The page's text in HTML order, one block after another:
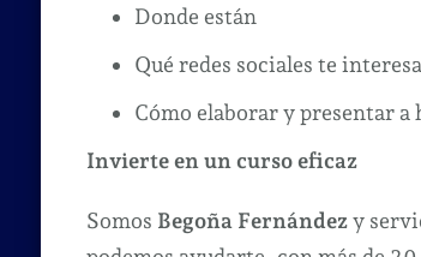
Donde están
Qué redes sociales te
Cómo elaborar y presentar
Invierte en un curso eficaz
Somos Begoña Fernándezy